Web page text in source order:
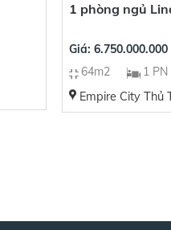
1 phòng ngủ
Giá: 6.750.000.000
64m2
1 PN
Empire City Thủ